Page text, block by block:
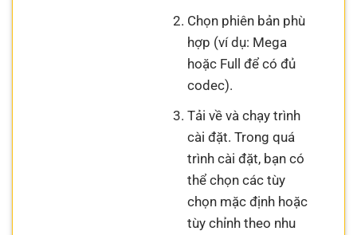
Chọn phiên bản phù
hợp (ví dụ: Mega
hoặc Full để có đủ
codec).
Tải về và chạy trình
cài đặt. Trong quá
trình cài đặt, bạn có
thể chọn các tùy
chọn mặc định hoặc
tùy chỉnh theo nhu